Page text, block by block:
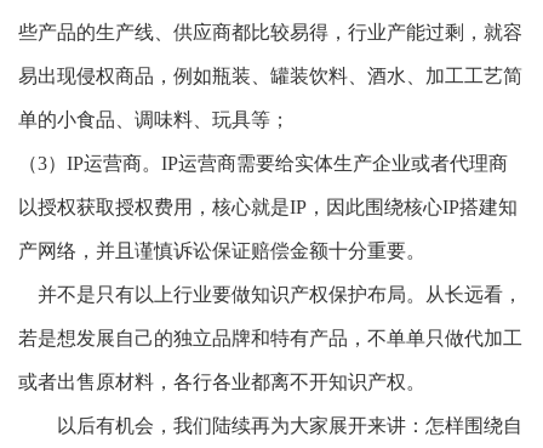
些产品的生产线、供应商都比较易得，行业产能过剩，就容
易出现侵权商品，例如瓶装、罐装饮料、酒水、加工工艺简
单的小食品、调味料、玩具等；
（3）IP运营商。IP运营商需要给实体生产企业或者代理商
以授权获取授权费用，核心就是IP，因此围绕核心IP搭建知
产网络，并且谨慎诉讼保证赔偿金额十分重要。
并不是只有以上行业要做知识产权保护布局。从长远看，
若是想发展自己的独立品牌和特有产品，不单单只做代加工
或者出售原材料，各行各业都离不开知识产权。
以后有机会，我们陆续再为大家展开来讲：怎样围绕自